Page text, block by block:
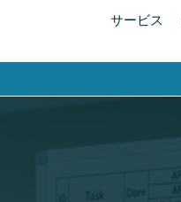
サービス